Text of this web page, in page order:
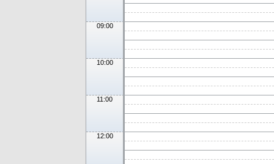
09:00
10:00
11:00
12:00